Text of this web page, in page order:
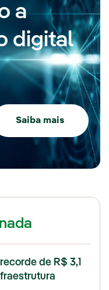
a
digital
Saiba mais
de R$ 3,1